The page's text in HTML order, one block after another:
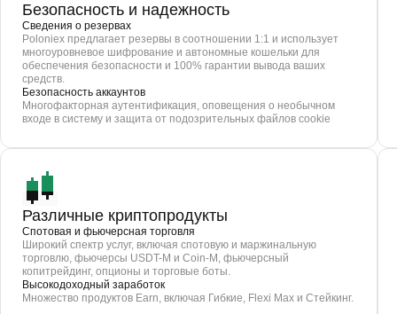
Безопасность и надежность
Сведения о резервах
Poloniex предлагает резервы в соотношении 1:1 и использует
многоуровневое шифрование и автономные кошельки для
обеспечения безопасности и 100% гарантии вывода ваших
средств.
Безопасность аккаунтов
Многофакторная аутентификация, оповещения о необычном
входе в систему и защита от подозрительных файлов cookie
Различные криптопродукты
Спотовая и фьючерсная торговля
Широкий спектр услуг, включая спотовую и маржинальную
торговлю, фьючерсы USDT-M и Coin-M, фьючерсный
копитрейдинг, опционы и торговые боты.
Высокодоходный заработок
Множество продуктов Earn, включая Гибкие, Flexi Max и Стейкинг.